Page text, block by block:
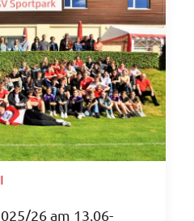
26 am 13.06-